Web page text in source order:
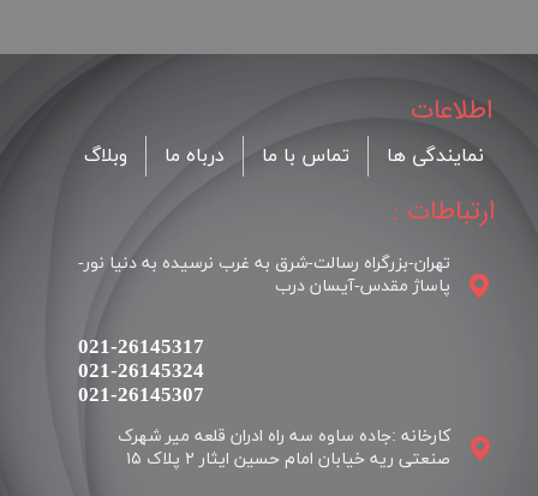
نمایندگی ها تماس با ما درباه ما وبلاگ
اطلاعات
ارتباطات :
تهران-بزرگراه رسالت-شرق به غرب نرسیده به دنیا نور-
پاساژ مقدس-آیسان درب
کارخانه :جاده ساوه سه راه ادران قلعه میر شهرک
021-26145317
021-26145324
​​​​​​​021-26145307